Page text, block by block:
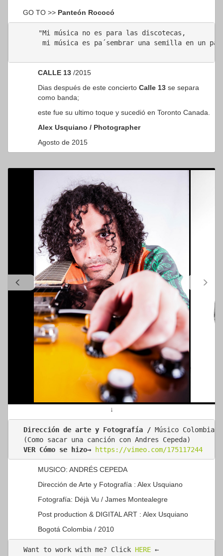
GO TO >> Panteón Rococó
"Mi música no es para las discotecas,
mi música es pa´sembrar una semilla en un
CALLE 13 /2015
Dias después de este concierto Calle 13 se separa
como banda;
este fue su ultimo toque y sucedió en Toronto Canada.
Alex Usquiano / Photographer
Agosto de 2015
↓
Dirección de arte y Fotografía / Músico
VER Cómo se hizo→ https://vimeo.com/175117244
MUSICO: ANDRÉS CEPEDA
Dirección de Arte y Fotografía : Alex Usquiano
Fotografía: Déjà Vu / James Montealegre
Post production & DIGITAL ART : Alex Usquiano
Bogotá Colombia / 2010
Want to work with me? Click HERE ←